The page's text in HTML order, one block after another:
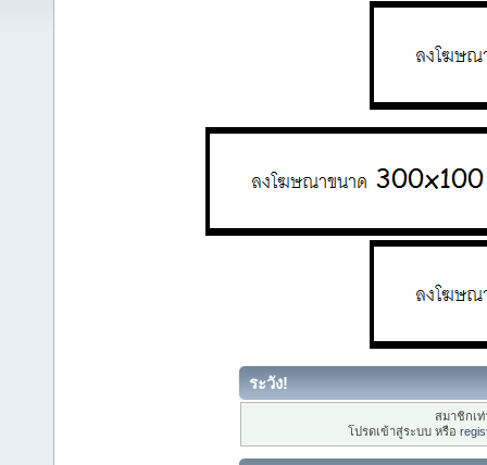
ระวัง!
สมาชิกเ
โปรดเข้าสู่ระบบ หรือ